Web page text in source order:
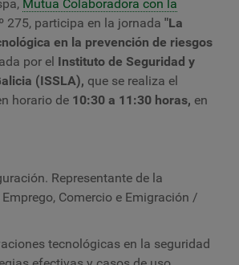
Mutua Colaboradora con la
275, participa en la jornada "La
en la prevención de riesgos
por el Instituto de Seguridad y
(ISSLA), que se realiza el
horario de 10:30 a 11:30 horas, en
Representante de la
Comercio e Emigración /
tecnológicas en la seguridad